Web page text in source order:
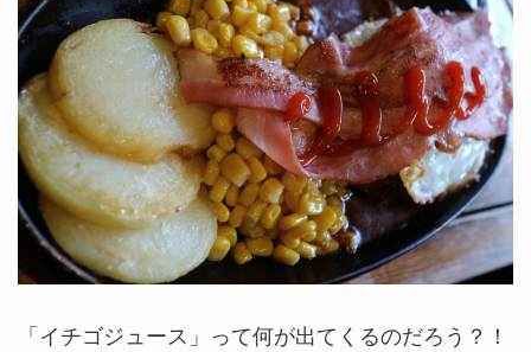
「イチゴジュース」って何が出てくるのだろう？！